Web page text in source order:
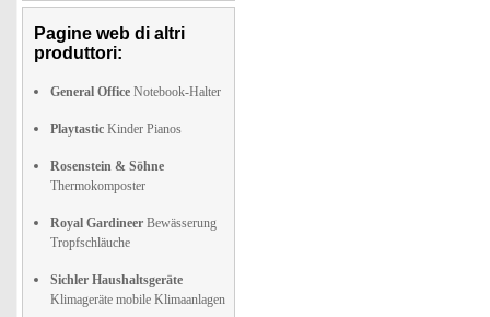
Pagine web di altri
produttori:
General Office Notebook-Halter
Playtastic Kinder Pianos
Rosenstein & Söhne
Thermokomposter
Royal Gardineer Bewässerung
Tropfschläuche
Sichler Haushaltsgeräte
Klimageräte mobile Klimaanlagen